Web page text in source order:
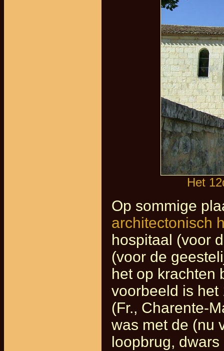
Het
Op sommige
architectonisch
hospitaal (voor
(voor de
het op krachten
voorbeeld is
(Fr., Charente-
was met de (nu
loopbrug,